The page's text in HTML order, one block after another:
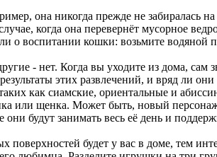
она никогда прежде не забиралась
когда она перевернёт мусорное
о воспитании кошки: возьмите водяной
- нет. Когда вы уходите из дома, сам
этих развлечений, и вряд ли они
как сиамские, ориентальные и
или щенка. Может быть, новый
будут занимать весь её день и
будет у вас в доме, тем